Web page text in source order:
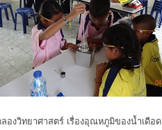
งวิทยาศาสตร์ เรื่องอุณหภูมิของน้ำเดือด